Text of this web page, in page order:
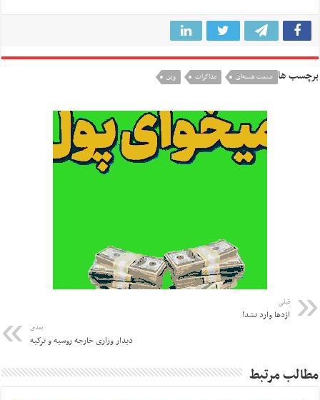
برچسب ها صنعت هسته‌ای مذاکرات وین
قبلی
اژدها وارد نشد!
بعدی
دیدار وزاری خارجه روسیه و ترکیه
مطالب مرتبط